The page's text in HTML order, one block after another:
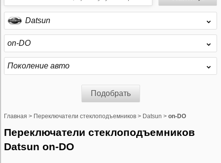
Datsun
on-DO
Поколение авто
Подобрать
Главная > Переключатели стеклоподъемников > Datsun > on-DO
Переключатели стеклоподъемников
Datsun on-DO